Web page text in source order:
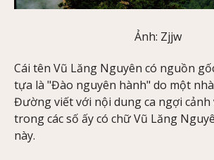
Ảnh: Zjjw
Cái tên Vũ Lăng Nguyên có nguồn
tựa là "Đào nguyên hành" do một
Đường viết với nội dung ca ngợi cảnh
trong các số ấy có chữ Vũ Lăng
này.